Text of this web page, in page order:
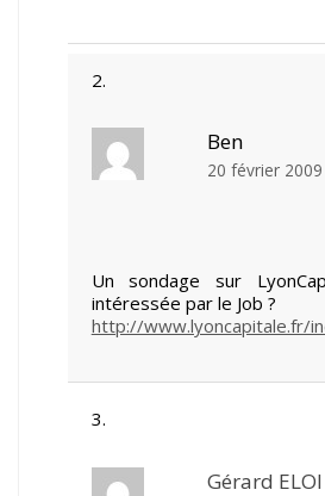
Ben
20 février
Un sondage sur
intéressée par le Job ?
http://www.lyoncapitale.fr/
Gérard ELOI